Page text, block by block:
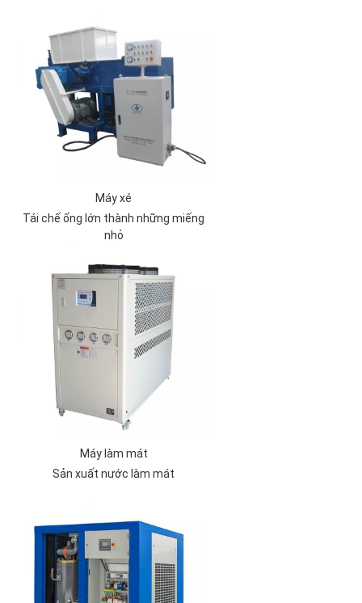
Máy xé
Tái chế ống lớn thành những miếng
nhỏ
Máy làm mát
Sản xuất nước làm mát